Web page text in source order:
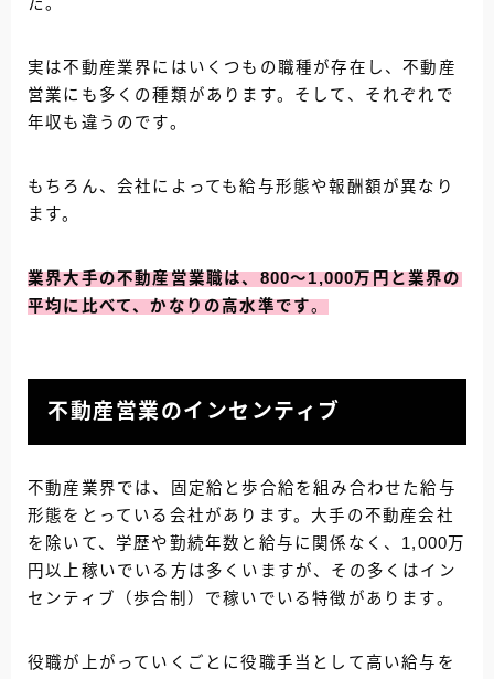
実は不動産業界にはいくつもの職種が存在し、不動産
営業にも多くの種類があります。そして、それぞれで
年収も違うのです。
もちろん、会社によっても給与形態や報酬額が異なり
ます。
業界大手の不動産営業職は、800〜1,000万円と業界の
平均に比べて、かなりの高水準です。
不動産営業のインセンティブ
不動産業界では、固定給と歩合給を組み合わせた給与
形態をとっている会社があります。大手の不動産会社
を除いて、学歴や勤続年数と給与に関係なく、1,000万
円以上稼いでいる方は多くいますが、その多くはイン
センティブ（歩合制）で稼いでいる特徴があります。
役職が上がっていくごとに役職手当として高い給与を